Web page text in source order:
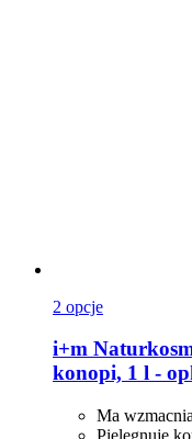
2 opcje
i+m
konopi, 1 l -​
Ma